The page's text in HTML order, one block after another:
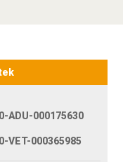
ADU-000175630
VET-000365985